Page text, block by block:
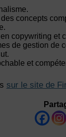
concepts
copywriting et
de gestion de
et
sur le site de